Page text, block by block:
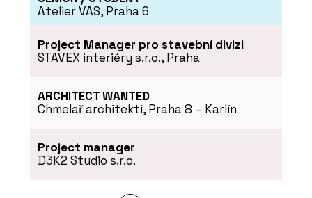
SLUŽBY
Akademie - ARCHITECT@WORK
Atelier VAS, Praha 6
Project Manager pro stavební divizi
STAVEX interiéry s.r.o., Praha
ARCHITECT WANTED
Chmelař architekti, Praha 8 – Karlín
Project manager
D3K2 Studio s.r.o.